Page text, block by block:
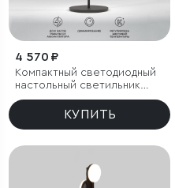
4 570 ₽
Компактный светодиодный
настольный светильник
Bitty чёрный IP54
КУПИТЬ